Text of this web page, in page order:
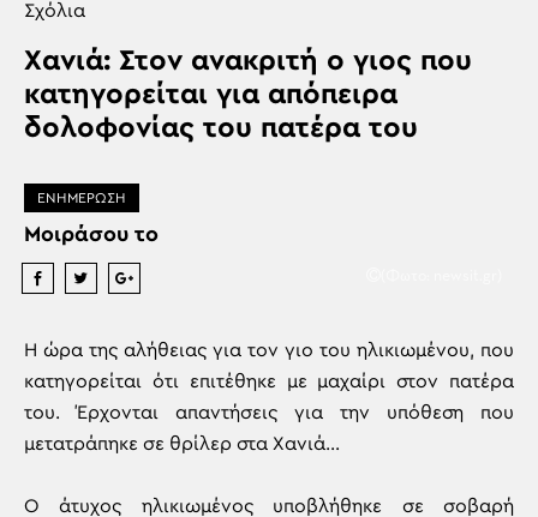
Σχόλια
Χανιά: Στον ανακριτή ο γιος που
κατηγορείται για απόπειρα
δολοφονίας του πατέρα του
ΕΝΗΜΕΡΩΣΗ
Μοιράσου το
Η ώρα της αλήθειας για τον γιο του ηλικιωμένου, που
κατηγορείται ότι επιτέθηκε με μαχαίρι στον πατέρα
του. Έρχονται απαντήσεις για την υπόθεση που
μετατράπηκε σε θρίλερ στα Χανιά…
Ο άτυχος ηλικιωμένος υποβλήθηκε σε σοβαρή